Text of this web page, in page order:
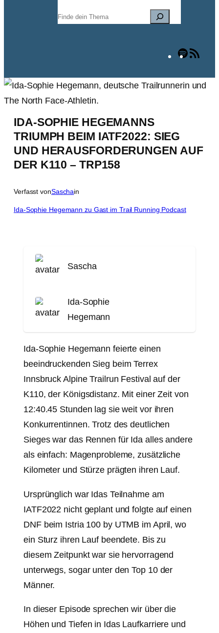
Suchen
Spotify
IDA-SOPHIE HEGEMANNS
TRIUMPH BEIM IATF2022: SIEG
UND HERAUSFORDERUNGEN AUF
DER K110 – TRP158
Verfasst vonSaschain
Ida-Sophie Hegemann zu Gast im Trail Running Podcast
Sascha
Ida-Sophie
Hegemann
Ida-Sophie Hegemann feierte einen
beeindruckenden Sieg beim Terrex
Innsbruck Alpine Trailrun Festival auf der
K110, der Königsdistanz. Mit einer Zeit von
12:40.45 Stunden lag sie weit vor ihren
Konkurrentinnen. Trotz des deutlichen
Sieges war das Rennen für Ida alles andere
als einfach: Magenprobleme, zusätzliche
Kilometer und Stürze prägten ihren Lauf.
Ursprünglich war Idas Teilnahme am
IATF2022 nicht geplant und folgte auf einen
DNF beim Istria 100 by UTMB im April, wo
ein Sturz ihren Lauf beendete. Bis zu
diesem Zeitpunkt war sie hervorragend
unterwegs, sogar unter den Top 10 der
Männer.
In dieser Episode sprechen wir über die
Höhen und Tiefen in Idas Laufkarriere und